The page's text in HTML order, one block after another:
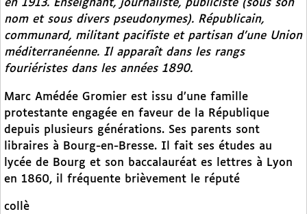
en 1913. Enseignant, journaliste, publiciste (sous son
nom et sous divers pseudonymes). Républicain,
communard, militant pacifiste et partisan d’une Union
méditerranéenne. Il apparaît dans les rangs
fouriéristes dans les années 1890.
Marc Amédée Gromier est issu d’une famille
protestante engagée en faveur de la République
depuis plusieurs générations. Ses parents sont
libraires à Bourg-en-Bresse. Il fait ses études au
lycée de Bourg et son baccalauréat es lettres à Lyon
en 1860, il fréquente brièvement le réputé
collè